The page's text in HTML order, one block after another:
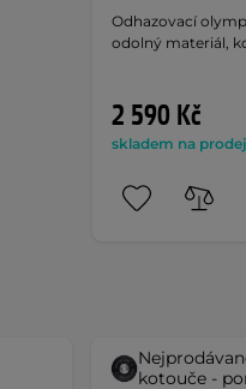
Odhazovací
odolný materiál,
2 590 Kč
skladem na
kotouče -